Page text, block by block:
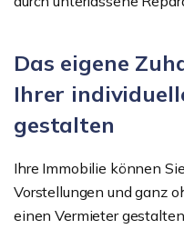
Das eigene
Ihrer
gestalten
Ihre Immobilie können
Vorstellungen und ganz
einen Vermieter